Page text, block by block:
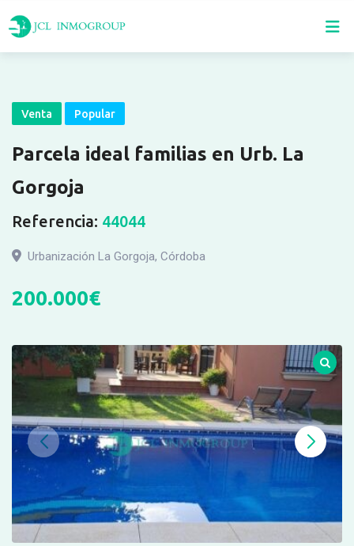
to
Venta Popular
Parcela ideal familias en Urb. La
Gorgoja
Referencia: 44044
Urbanización La Gorgoja, Córdoba
200.000€